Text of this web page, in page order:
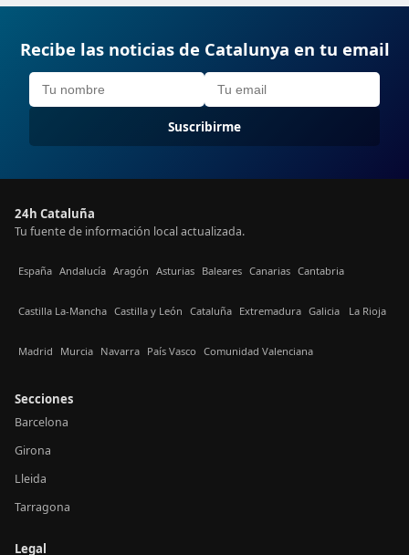
Recibe las noticias de Catalunya en tu email
Suscribirme
24h Cataluña
Tu fuente de información local actualizada.
España Andalucía Aragón Asturias Baleares Canarias Cantabria
Castilla La-Mancha Castilla y León Cataluña Extremadura Galicia La Rioja
Madrid Murcia Navarra País Vasco Comunidad Valenciana
Secciones
Barcelona
Girona
Lleida
Tarragona
Legal